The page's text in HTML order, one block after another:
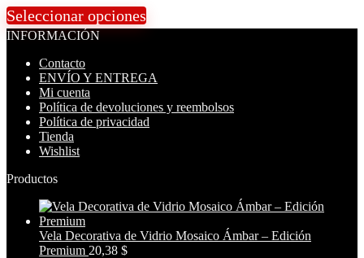
Seleccionar opciones
INFORMACIÓN
Contacto
ENVÍO Y ENTREGA
Mi cuenta
Política de devoluciones y reembolsos
Política de privacidad
Tienda
Wishlist
Productos
Vela Decorativa de Vidrio Mosaico Ámbar – Edición
Premium 20,38 $